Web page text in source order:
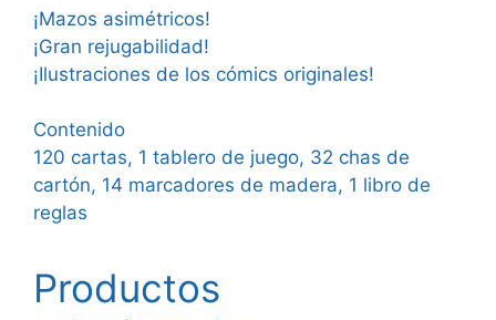
¡Mazos asimétricos!
¡Gran rejugabilidad!
¡Ilustraciones de los cómics originales!
Contenido
120 cartas, 1 tablero de juego, 32 chas de
cartón, 14 marcadores de madera, 1 libro de
reglas
Productos